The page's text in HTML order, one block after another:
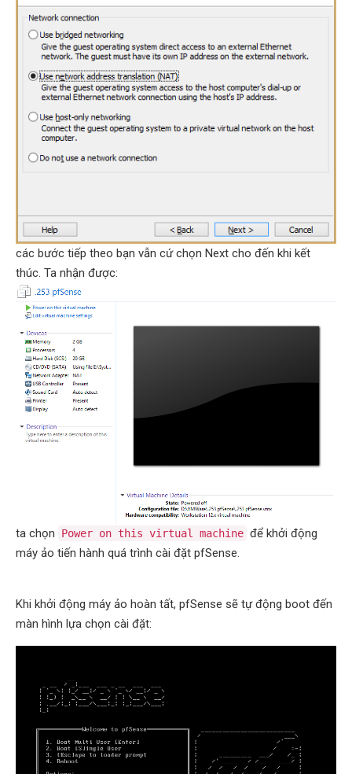
các bước tiếp theo bạn vẫn cứ chọn Next cho đến khi kết
thúc. Ta nhận được:
ta chọn Power on this virtual machine để khởi động
máy ảo tiến hành quá trình cài đặt pfSense.
Khi khởi động máy ảo hoàn tất, pfSense sẽ tự động boot đến
màn hình lựa chọn cài đặt: